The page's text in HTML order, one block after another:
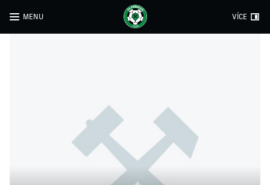
MENU VÍCE